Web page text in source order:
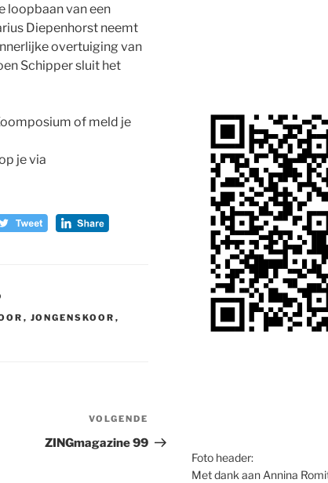
loopbaan van een
Diepenhorst neemt
overtuiging van
Schipper sluit het
of meld je
je via
, JONGENSKOOR ,
bericht
VOLGENDE
ZINGmagazine 99
Foto header:
Met dank aan Annina